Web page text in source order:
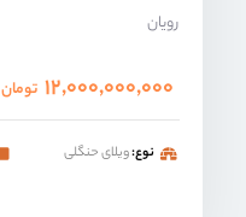
رویان
۱۲,۰۰۰,۰۰۰,۰۰۰ تومان
نوع:ویلای حنگلی